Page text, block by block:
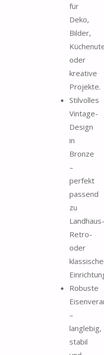
für
Deko,
Bilder,
oder
kreative
Projekte.
Stilvolles
Vintage-
Design
in
Bronze
–
perfekt
passend
zu
Retro-
oder
Robuste
–
langlebig,
stabil